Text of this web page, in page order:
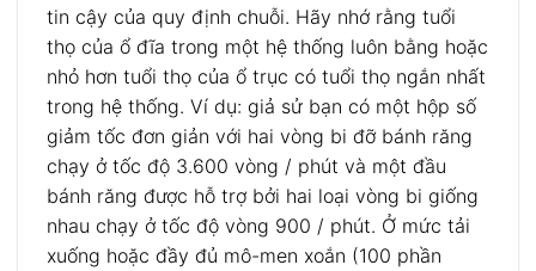
tin cậy của quy định chuỗi. Hãy nhớ rằng tuổi
thọ của ổ đĩa trong một hệ thống luôn bằng hoặc
nhỏ hơn tuổi thọ của ổ trục có tuổi thọ ngắn nhất
trong hệ thống. Ví dụ: giả sử bạn có một hộp số
giảm tốc đơn giản với hai vòng bi đỡ bánh răng
chạy ở tốc độ 3.600 vòng / phút và một đầu
bánh răng được hỗ trợ bởi hai loại vòng bi giống
nhau chạy ở tốc độ vòng 900 / phút. Ở mức tải
xuống hoặc đầy đủ mô-men xoắn (100 phần